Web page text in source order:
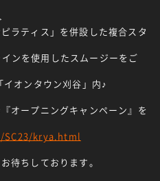
ラティス」を併設した複合スタ
ンを使用したスムージーをご
イオンタウン刈谷」内♪
オープニングキャンペーン』を
krya.html
待ちしております。